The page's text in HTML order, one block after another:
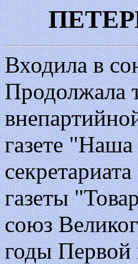
Входила в
Продолжала
газете
газеты
союз
годы